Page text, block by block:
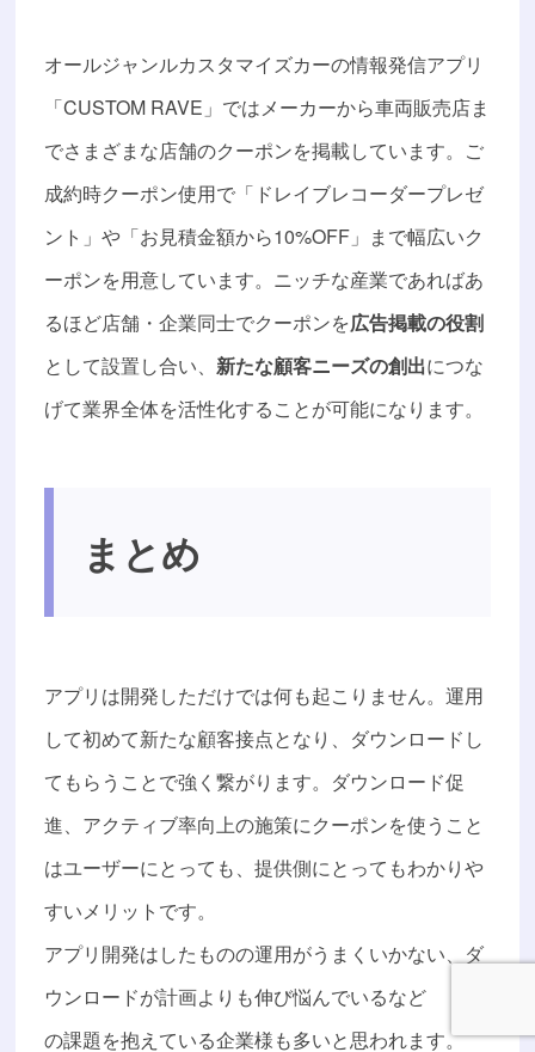
オールジャンルカスタマイズカーの情報発信アプリ
「CUSTOM RAVE」ではメーカーから車両販売店ま
でさまざまな店舗のクーポンを掲載しています。ご
成約時クーポン使用で「ドレイブレコーダープレゼ
ント」や「お見積金額から10%OFF」まで幅広いク
ーポンを用意しています。ニッチな産業であればあ
るほど店舗・企業同士でクーポンを広告掲載の役割
として設置し合い、新たな顧客ニーズの創出につな
げて業界全体を活性化することが可能になります。
まとめ
アプリは開発しただけでは何も起こりません。運用
して初めて新たな顧客接点となり、ダウンロードし
てもらうことで強く繋がります。ダウンロード促
進、アクティブ率向上の施策にクーポンを使うこと
はユーザーにとっても、提供側にとってもわかりや
すいメリットです。
アプリ開発はしたものの運用がうまくいかない、ダ
ウンロードが計画よりも伸び悩んでいるなど
の課題を抱えている企業様も多いと思われます。